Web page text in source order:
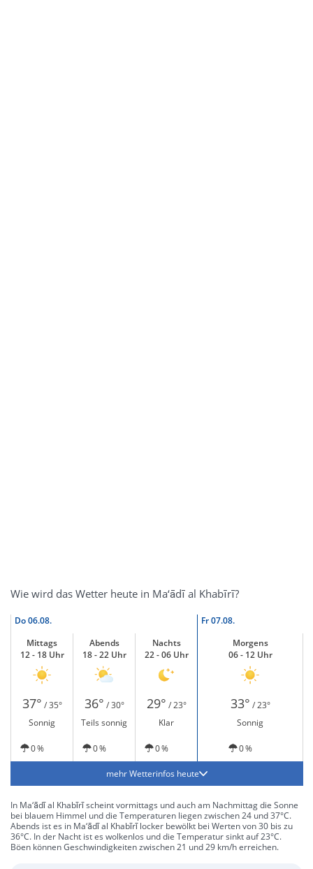
Wie wird das Wetter heute in Ma‘ādī al Khabīrī?
Do06.08. Fr07.08.
Mittags
12 - 18 Uhr
Abends
18 - 22 Uhr
Nachts
22 - 06 Uhr
Morgens
06 - 12 Uhr
37° / 35° 36° / 30° 29° / 23° 33° / 23°
Sonnig
Teils sonnig Klar Sonnig
0 % 0 % 0 % 0 %
mehr Wetterinfos heute
In Ma‘ādī al Khabīrī scheint vormittags und auch am Nachmittag die Sonne
bei blauem Himmel und die Temperaturen liegen zwischen 24 und 37°C.
Abends ist es in Ma‘ādī al Khabīrī locker bewölkt bei Werten von 30 bis zu
36°C. In der Nacht ist es wolkenlos und die Temperatur sinkt auf 23°C.
Böen können Geschwindigkeiten zwischen 21 und 29 km/h erreichen.